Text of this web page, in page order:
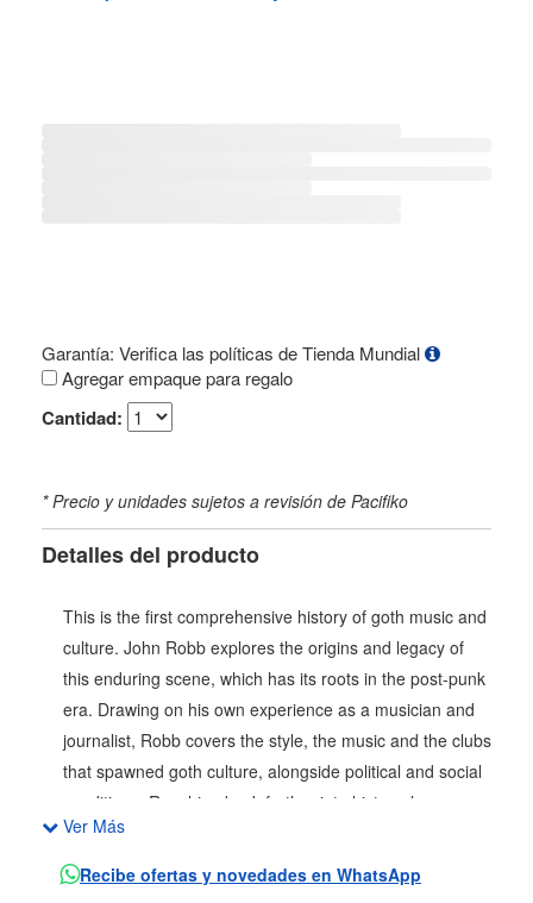
Garantía: Verifica las políticas de Tienda Mundial
Agregar empaque para regalo
Cantidad:
* Precio y unidades sujetos a revisión de Pacifiko
Detalles del producto
This is the first comprehensive history of goth music and
culture. John Robb explores the origins and legacy of
this enduring scene, which has its roots in the post-punk
era. Drawing on his own experience as a musician and
journalist, Robb covers the style, the music and the clubs
that spawned goth culture, alongside political and social
conditions. Reaching back further into history, he
examines key events and movements that frame the
ideas of goth, from the fall of Rome to Lord Byron and
Ver Más
Recibe ofertas y novedades en WhatsApp